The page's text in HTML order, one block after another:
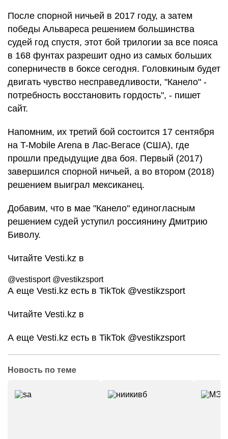
После спорной ничьей в 2017 году, а затем
победы Альвареса решением большинства
судей год спустя, этот бой трилогии за все пояса
в 168 фунтах разрешит одно из самых больших
соперничеств в боксе сегодня. Головкиным будет
двигать чувство несправедливости, "Канело" -
потребность восстановить гордость", - пишет
сайт.
Напомним, их третий бой состоится 17 сентября
на T-Mobile Arena в Лас-Вегасе (США), где
прошли предыдущие два боя. Первый (2017)
завершился спорной ничьей, а во втором (2018)
решением выиграл мексиканец.
Добавим, что в мае "Канело" единогласным
решением судей уступил россиянину Дмитрию
Биволу.
Читайте Vesti.kz в
@vestisport @vestikzsport
А еще Vesti.kz есть в TikTok @vestikzsport
Читайте Vesti.kz в
А еще Vesti.kz есть в TikTok @vestikzsport
Новость по теме